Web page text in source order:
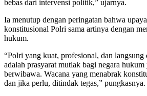
bebas dari intervensi politik,” ujarnya.
Ia menutup dengan peringatan bahwa
konstitusional Polri sama artinya dengan
hukum.
“Polri yang kuat, profesional, dan langsung
adalah prasyarat mutlak bagi negara
berwibawa. Wacana yang menabrak
dan jika perlu, ditindak tegas,”